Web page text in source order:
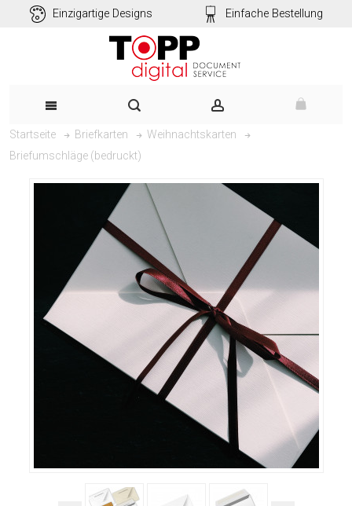
Einzigartige Designs Einfache Bestellung
Startseite Briefkarten
Weihnachtskarten
Briefumschläge (bedruckt)